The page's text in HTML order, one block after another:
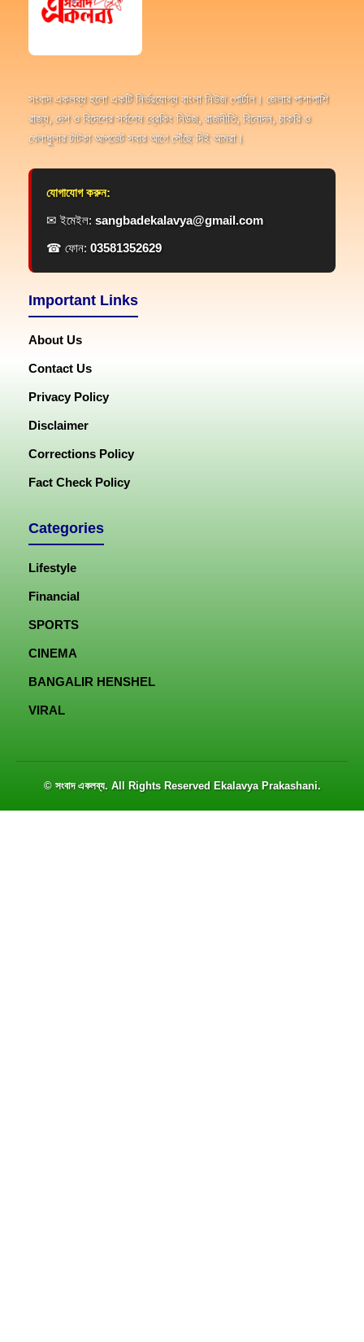
সংবাদ একলব্য হলো একটি নির্ভরযোগ্য বাংলা নিউজ পোর্টাল। জেলার পাশাপাশি
রাজ্য, দেশ ও বিদেশের সর্বশেষ ব্রেকিং নিউজ, রাজনীতি, বিনোদন, চাকরি ও
খেলাধুলার টাটকা আপডেট সবার আগে পৌঁছে দিই আমরা।
যোগাযোগ করুন:
✉ ইমেইল: sangbadekalavya@gmail.com
☎ ফোন: 03581352629
Important Links
About Us
Contact Us
Privacy Policy
Disclaimer
Corrections Policy
Fact Check Policy
Categories
Lifestyle
Financial
SPORTS
CINEMA
BANGALIR HENSHEL
VIRAL
© সংবাদ একলব্য. All Rights Reserved Ekalavya Prakashani.